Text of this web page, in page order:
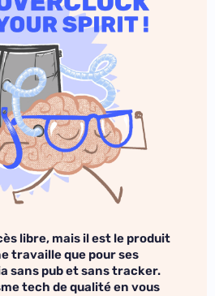
libre, mais il est le produit
travaille que pour ses
sans pub et sans tracker.
tech de qualité en vous